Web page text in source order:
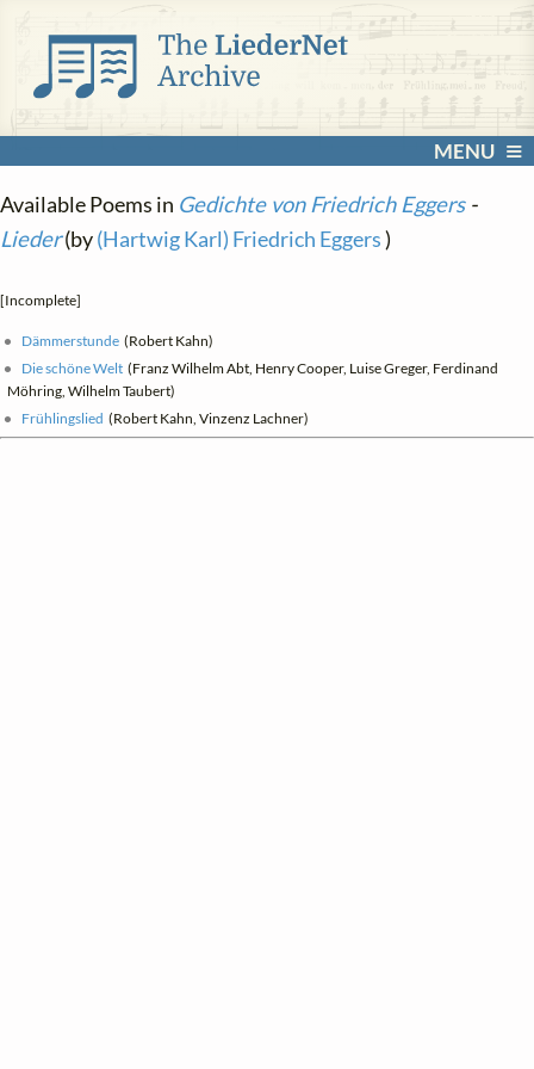
MENU
Available Poems in Gedichte von Friedrich Eggers-
Lieder(by(Hartwig Karl) Friedrich Eggers)
[Incomplete]
Dämmerstunde (Robert Kahn)
Die schöne Welt (Franz Wilhelm Abt, Henry Cooper, Luise Greger, Ferdinand
Möhring, Wilhelm Taubert)
Frühlingslied (Robert Kahn, Vinzenz Lachner)